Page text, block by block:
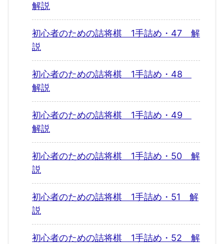
解説
初心者のための詰将棋 1手詰め・47 解
説
初心者のための詰将棋 1手詰め・48
解説
初心者のための詰将棋 1手詰め・49
解説
初心者のための詰将棋 1手詰め・50 解
説
初心者のための詰将棋 1手詰め・51 解
説
初心者のための詰将棋 1手詰め・52 解